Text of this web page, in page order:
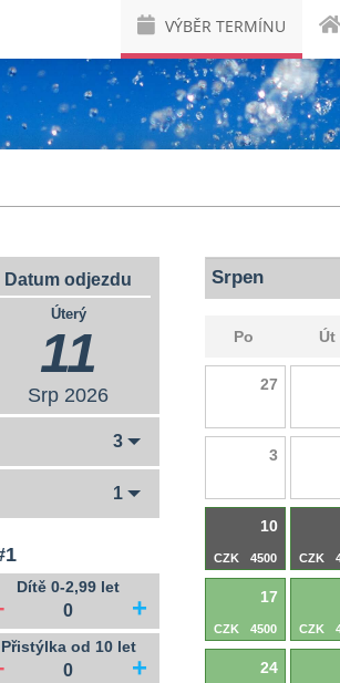
VÝBĚR TERMÍNU
Datum odjezdu
Úterý
11
Srp 2026
3
1
1
Dítě 0-2,99 let
+
Přistýlka od 10 let
+
Po Út
27
3
10
CZK 4500 CZK
17
CZK 4500 CZK
24